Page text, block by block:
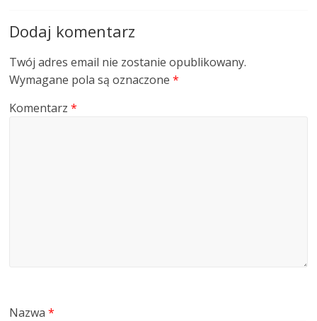
Dodaj komentarz
Twój adres email nie zostanie opublikowany.
Wymagane pola są oznaczone*
Komentarz*
Nazwa*